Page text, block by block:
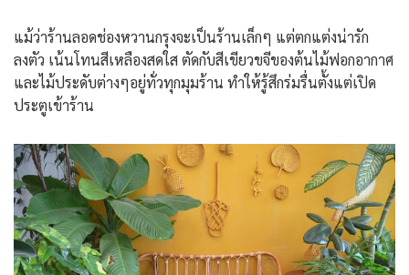
แม้ว่าร้านลอดช่องหวานกรุงจะเป็นร้านเล็กๆ แต่ตกแต่งน่ารัก
ลงตัว เน้นโทนสีเหลืองสดใส ตัดกับสีเขียวขจีของต้นไม้ฟอกอากาศ
และไม้ประดับต่างๆอยู่ทั่วทุกมุมร้าน ทำให้รู้สึกร่มรื่นตั้งแต่เปิด
ประตูเข้าร้าน